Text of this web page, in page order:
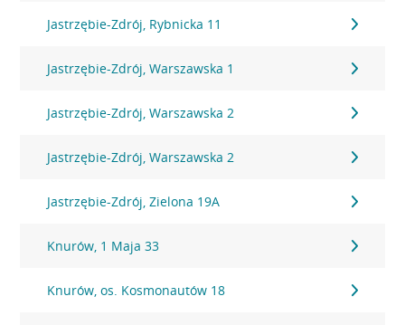
Jastrzębie-Zdrój, Rybnicka 11
Jastrzębie-Zdrój, Warszawska 1
Jastrzębie-Zdrój, Warszawska 2
Jastrzębie-Zdrój, Warszawska 2
Jastrzębie-Zdrój, Zielona 19A
Knurów, 1 Maja 33
Knurów, os. Kosmonautów 18